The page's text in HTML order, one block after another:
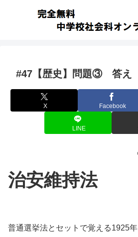
#47【歴史】問題③ 答え
X Facebook
LINE
治安維持法
普通選挙法とセットで覚える1925年